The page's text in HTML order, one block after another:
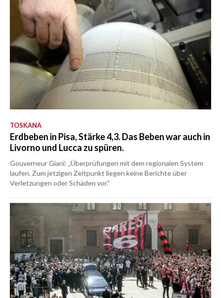
TOSKANA
Erdbeben in Pisa, Stärke 4,3. Das Beben war auch in
Livorno und Lucca zu spüren.
Gouverneur Giani: „Überprüfungen mit dem regionalen System
laufen. Zum jetzigen Zeitpunkt liegen keine Berichte über
Verletzungen oder Schäden vor.“